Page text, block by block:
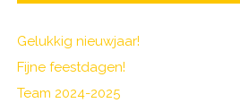
Gelukkig nieuwjaar!
Fijne feestdagen!
Team 2024-2025